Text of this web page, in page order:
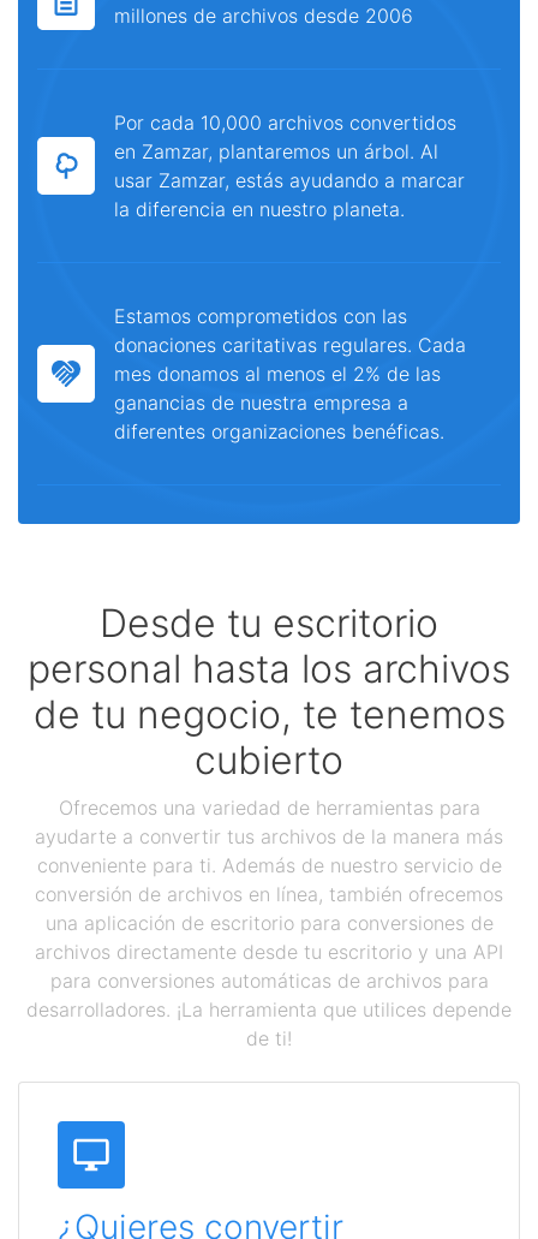
millones de archivos desde 2006
Por cada 10,000 archivos convertidos
en Zamzar, plantaremos un árbol. Al
usar Zamzar, estás ayudando a marcar
la diferencia en nuestro planeta.
Estamos comprometidos con las
donaciones caritativas regulares. Cada
mes donamos al menos el 2% de las
ganancias de nuestra empresa a
diferentes organizaciones benéficas.
Desde tu escritorio
personal hasta los archivos
de tu negocio, te tenemos
cubierto
Ofrecemos una variedad de herramientas para
ayudarte a convertir tus archivos de la manera más
conveniente para ti. Además de nuestro servicio de
conversión de archivos en línea, también ofrecemos
una aplicación de escritorio para conversiones de
archivos directamente desde tu escritorio y una API
para conversiones automáticas de archivos para
desarrolladores. ¡La herramienta que utilices depende
de ti!
¿Quieres convertir